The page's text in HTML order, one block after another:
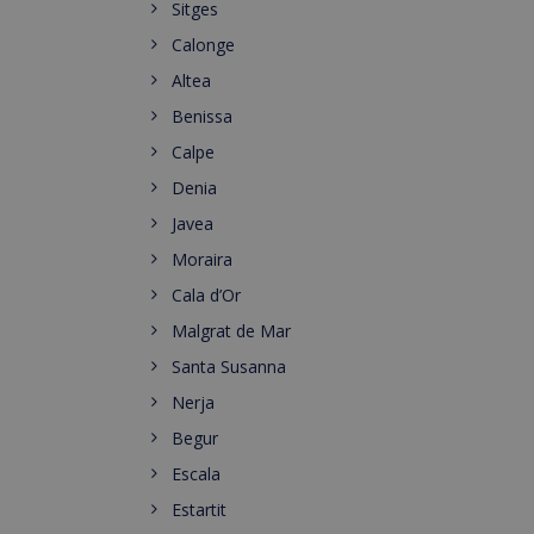
Sitges
Calonge
Altea
Benissa
Calpe
Denia
Javea
Moraira
Cala d’Or
Malgrat de Mar
Santa Susanna
Nerja
Begur
Escala
Estartit